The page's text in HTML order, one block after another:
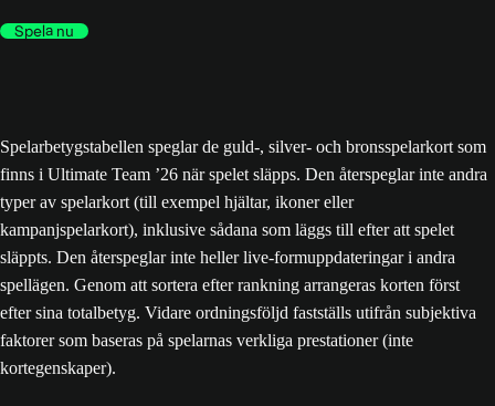
Spela nu
Spelarbetygstabellen speglar de guld-, silver- och bronsspelarkort som
finns i Ultimate Team ’26 när spelet släpps. Den återspeglar inte andra
typer av spelarkort (till exempel hjältar, ikoner eller
kampanjspelarkort), inklusive sådana som läggs till efter att spelet
släppts. Den återspeglar inte heller live-formuppdateringar i andra
spellägen. Genom att sortera efter rankning arrangeras korten först
efter sina totalbetyg. Vidare ordningsföljd fastställs utifrån subjektiva
faktorer som baseras på spelarnas verkliga prestationer (inte
kortegenskaper).